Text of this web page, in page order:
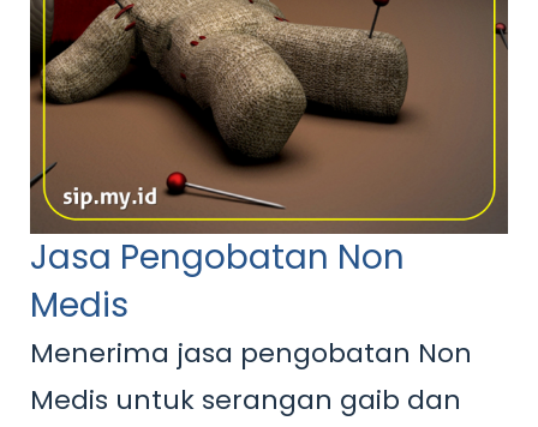
Jasa Pengobatan Non
Medis
Menerima jasa pengobatan Non
Medis untuk serangan gaib dan